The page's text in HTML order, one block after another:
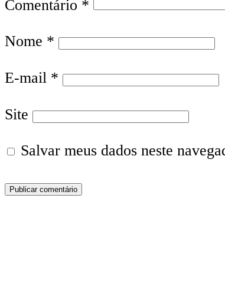
Comentário *
Nome *
E-mail *
Site
Salvar meus dados neste